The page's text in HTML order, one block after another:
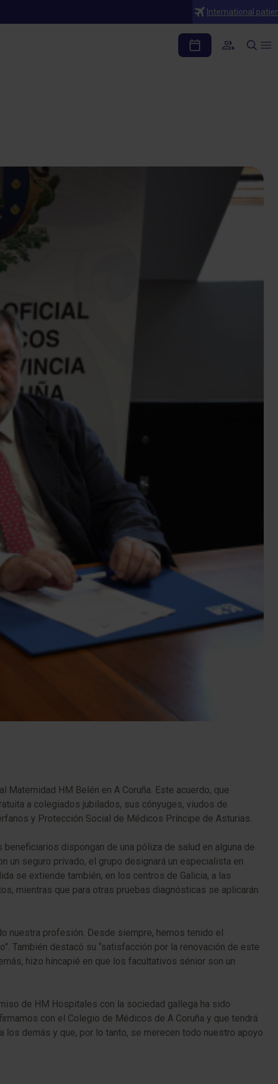
International
de colaboración
HM Belén en A Coruña. Este acuerdo, que
a colegiados jubilados, sus cónyuges, viudos de
y Protección Social de Médicos Príncipe de Asturias.
dispongan de una póliza de salud en alguna de
un seguro privado, el grupo designará un especialista en
se extiende también, en los centros de Galicia, a las
mientras que para otras pruebas diagnósticas se aplicarán
nuestra profesión. Desde siempre, hemos tenido el
También destacó su “satisfacción por la renovación de este
hizo hincapié en que los facultativos sénior son un
de HM Hospitales con la sociedad gallega ha sido
con el Colegio de Médicos de A Coruña y que tendrá
demás y que, por lo tanto, se merecen todo nuestro apoyo